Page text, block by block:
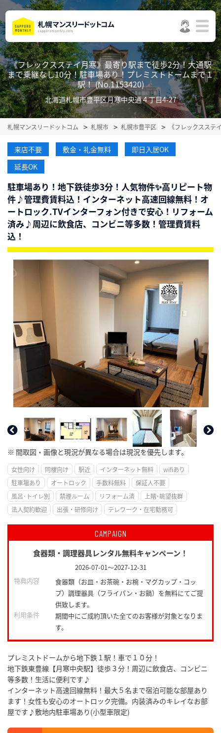
《フレックスステイ月寒》最寄り駅まで徒歩2分！大通駅
まで乗継なし10分！駐車場あり！プレミストドームまで１
駅！ (No.1153420)
北海道札幌市豊平区月寒中央通４丁目4-27
札幌マンスリードットコム 札幌市 札幌市豊平区 《フレックスス
来店不要 敷金・礼金無料
即日入居OK
延長OK
駐車場あり！地下鉄徒歩3分！人気物件✨高リピート物
件♪管理費賃料込！インターネット高速回線無料！オ
ートロック.TVインターフォン付きで安心！リフォーム
済み♪周辺に飲食店、コンビニ等多数！管理費賃料
込！
※ 間取図・画像と現況が異なる場合は現況を優先します。
女性向け 同棲向け 駅近 インターネット無料
wifiあり
駐車場あり
オートロック 手数料無料
保証人不要
風呂･トイレ別
禁煙ルーム リフォーム済
上階･眺望抜群
法人契約歓迎
出張・研修向け テレワーク・在宅勤務可
CAMPAIGN
食器類・調理器具レンタル無料キャンペーン！
2026-07-01～2027-12-31
特典内容
食器類（お皿・お茶碗・お椀・マグカップ・コッ
プ）調理器具（フライパン・お鍋）を無料にてご提
供致します。
利用条件
期間中にご成約頂いた全てのお客様が対象となりま
す。
プレミストドームから地下鉄１駅！車で１０分！
地下鉄東豊線【月寒中央駅】徒歩３分！周辺に飲食店、コンビニ
等多数！生活に便利です♪
インターネット高速回線無料！最大５名まで宿泊可能な部屋あり
ます！女性も安心のオートロック完備。内装済みのキレイなお部
屋です♪敷地内駐車場あり(小型車限定)